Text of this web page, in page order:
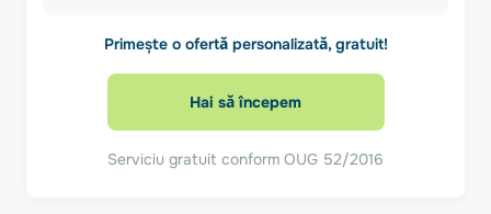
Primește o ofertă personalizată, gratuit!
Hai să începem
Serviciu gratuit conform OUG 52/2016